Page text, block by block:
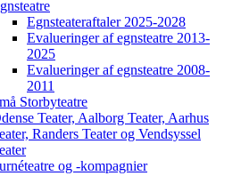
Egnsteateraftaler 2025-2028
Evalueringer af egnsteatre 2013-
2025
Evalueringer af egnsteatre 2008-
2011
Storbyteatre
Teater, Aalborg Teater, Aarhus
Randers Teater og Vendsyssel
og -kompagnier